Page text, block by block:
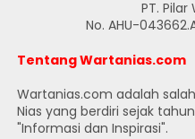
PT. Pilar
No. AHU-
Tentang Wartanias.com
Wartanias.com adalah
Nias yang berdiri sejak
"Informasi dan Inspirasi".